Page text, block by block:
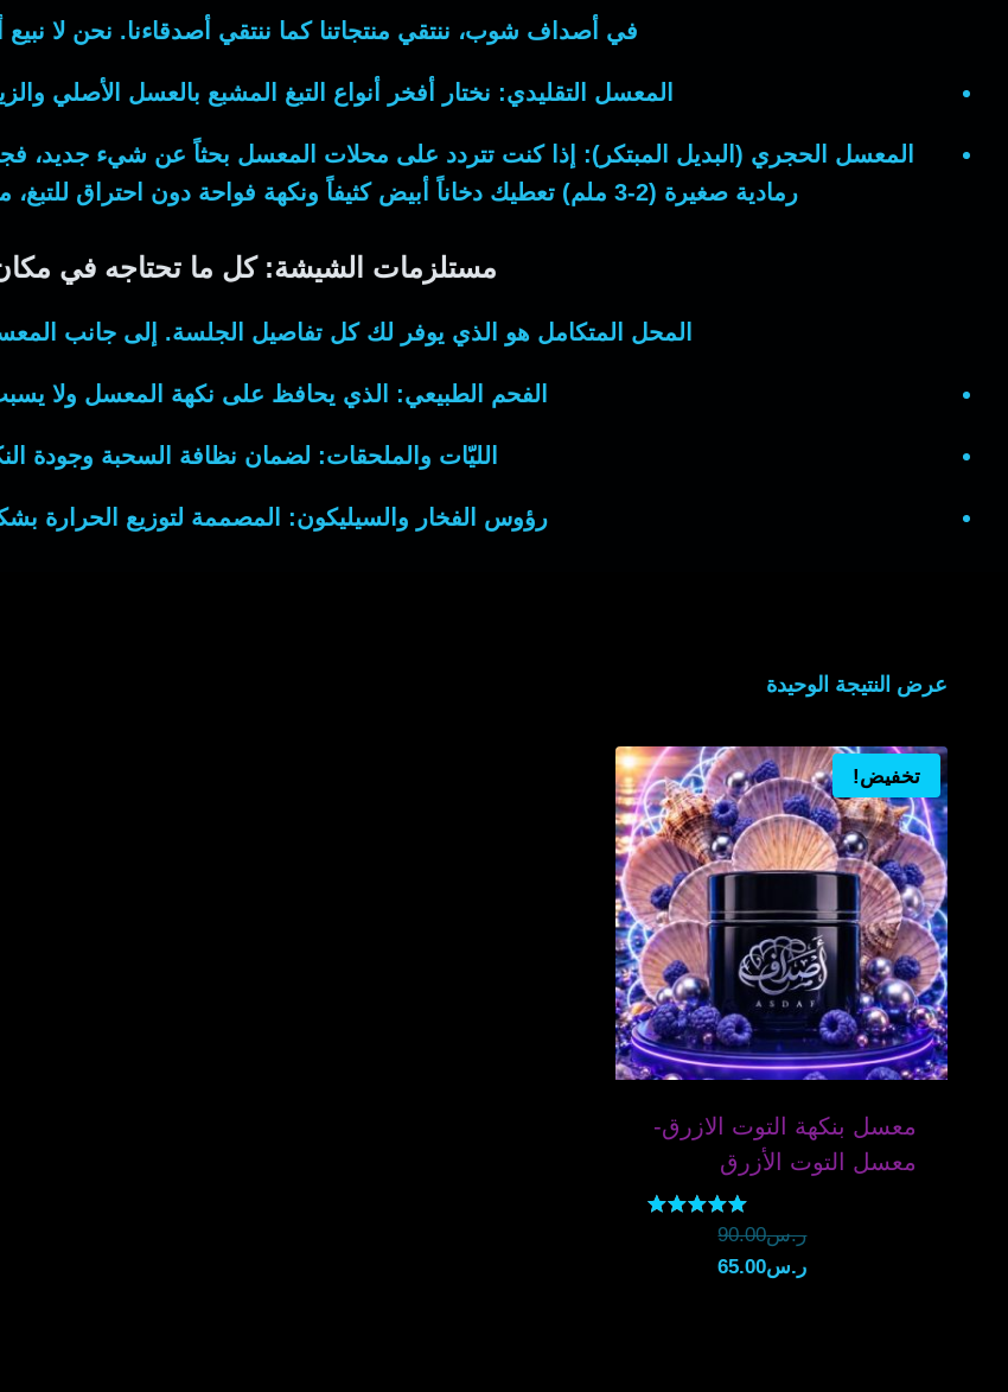
في أصداف شوب، ننتقي منتجاتنا كما ننتقي أصدقاءنا. نحن لا
المعسل التقليدي: نختار أفخر أنواع التبغ المشبع بالعسل الأصلي
المعسل الحجري (البديل المبتكر): إذا كنت تتردد على محلات المعسل
رمادية صغيرة (2-3 ملم) تعطيك دخاناً أبيض كثيفاً ونكهة فواحة دون احتراق للتبغ، مما يجعله الخيار الأذكى والأكثر نقاءً.
مستلزمات الشيشة: كل ما تحتاجه في
المحل المتكامل هو الذي يوفر لك كل تفاصيل الجلسة. إلى جانب
الفحم الطبيعي: الذي يحافظ على نكهة المعسل ولا
الليّات والملحقات: لضمان نظافة السحبة وجودة
رؤوس الفخار والسيليكون: المصممة لتوزيع الحرارة
عرض النتيجة الوحيدة
تخفيض!
معسل بنكهة التوت الازرق-
معسل التوت الأزرق
تم التقييم
من 5
ر.س90.00السعر
الأصلي
ر.س65.00السعر